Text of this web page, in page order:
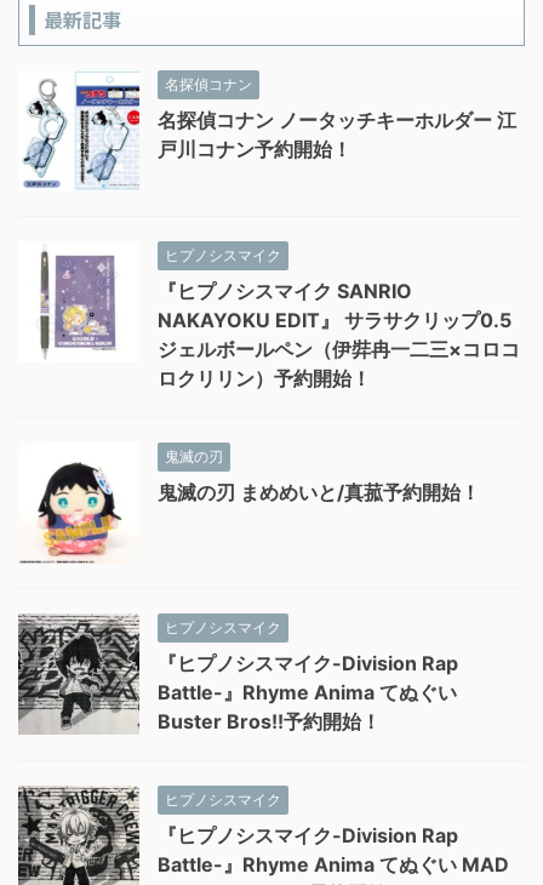
最新記事
名探偵コナン
名探偵コナン ノータッチキーホルダー 江
戸川コナン予約開始！
ヒプノシスマイク
『ヒプノシスマイク SANRIO
NAKAYOKU EDIT』 サラサクリップ0.5
ジェルボールペン（伊弉冉一二三×コロコ
ロクリリン）予約開始！
鬼滅の刃
鬼滅の刃 まめめいと/真菰予約開始！
ヒプノシスマイク
『ヒプノシスマイク-Division Rap
Battle-』Rhyme Anima てぬぐい
Buster Bros!!予約開始！
ヒプノシスマイク
『ヒプノシスマイク-Division Rap
Battle-』Rhyme Anima てぬぐい MAD